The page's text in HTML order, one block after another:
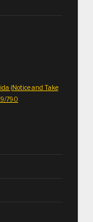
(Notice and Take
790